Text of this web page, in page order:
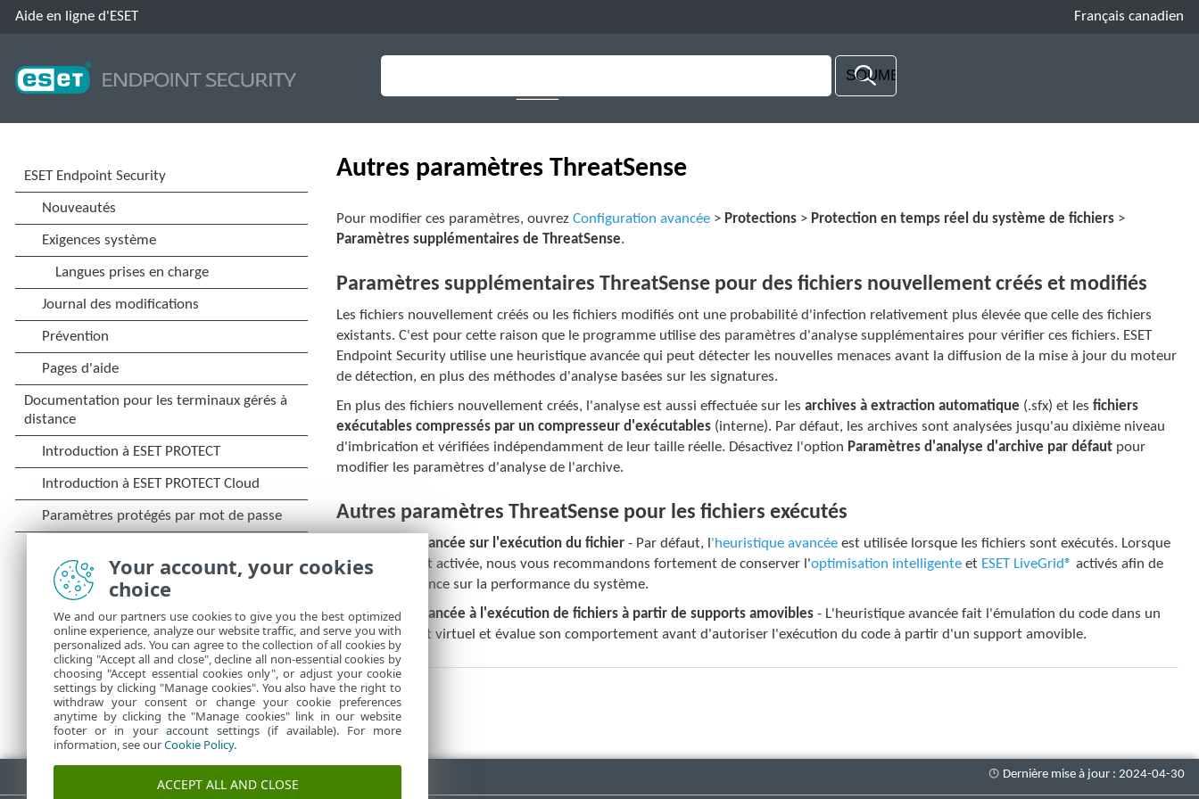
Aide en ligne d'ESET Français canadien
Autres paramètres ThreatSense
Pour modifier ces paramètres, ouvrezConfiguration avancée > Protections > Protection en temps réel du système de fichiers >
Paramètres supplémentaires de ThreatSense.
Paramètres supplémentaires ThreatSense pour des fichiers nouvellement créés et modifiés
Les fichiers nouvellement créés ou les fichiers modifiés ont une probabilité d'infection relativement plus élevée que celle des fichiers
existants. C'est pour cette raison que le programme utilise des paramètres d'analyse supplémentaires pour vérifier ces fichiers. ESET
Endpoint Security utilise une heuristique avancée qui peut détecter les nouvelles menaces avant la diffusion de la mise à jour du moteur
de détection, en plus des méthodes d'analyse basées sur les signatures.
En plus des fichiers nouvellement créés, l'analyse est aussi effectuée sur lesarchives à extraction automatique (.sfx) et lesfichiers
exécutables compressés par un compresseur d'exécutables (interne). Par défaut, les archives sont analysées jusqu'au dixième niveau
d'imbrication et vérifiées indépendamment de leur taille réelle. Désactivez l'option Paramètres d'analyse d'archive par défaut pour
modifier les paramètres d'analyse de l'archive.
Autres paramètres ThreatSense pour les fichiers exécutés
Heuristique avancée sur l'exécution du fichier - Par défaut, l 'heuristique avancée est utilisée lorsque les fichiers sont exécutés. Lorsque
cette option est activée, nous vous recommandons fortement de conserver l'optimisation intelligente et ESET LiveGrid® activés afin de
réduire l'incidence sur la performance du système.
Heuristique avancée à l'exécution de fichiers à partir de supports amovibles - L'heuristique avancée fait l'émulation du code dans un
environnement virtuel et évalue son comportement avant d'autoriser l'exécution du code à partir d'un support amovible.
Your account, your cookies
choice
We and our partners use cookies to give you the best optimized
online experience, analyze our website traffic, and serve you with
personalized ads. You can agree to the collection of all cookies by
clicking "Accept all and close", decline all non-essential cookies by
choosing "Accept essential cookies only", or adjust your cookie
settings by clicking "Manage cookies". You also have the right to
withdraw your consent or change your cookie preferences
anytime by clicking the "Manage cookies" link in our website
footer or in your account settings (if available). For more
information, see ourCookie Policy.
ACCEPT ALL AND CLOSE